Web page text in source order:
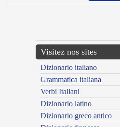
Visitez nos sites
Dizionario italiano
Grammatica italiana
Verbi Italiani
Dizionario latino
Dizionario greco antico